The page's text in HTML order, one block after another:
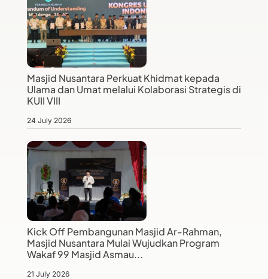
Masjid Nusantara Perkuat Khidmat kepada
Ulama dan Umat melalui Kolaborasi Strategis di
KUII VIII
24 July 2026
Kick Off Pembangunan Masjid Ar-Rahman,
Masjid Nusantara Mulai Wujudkan Program
Wakaf 99 Masjid Asmau...
21 July 2026